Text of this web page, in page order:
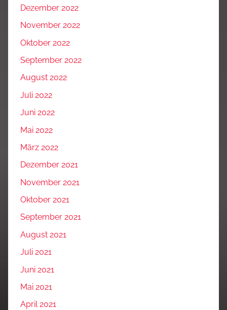
Dezember 2022
November 2022
Oktober 2022
September 2022
August 2022
Juli 2022
Juni 2022
Mai 2022
März 2022
Dezember 2021
November 2021
Oktober 2021
September 2021
August 2021
Juli 2021
Juni 2021
Mai 2021
April 2021